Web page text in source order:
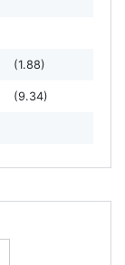
(1.88)
(9.34)